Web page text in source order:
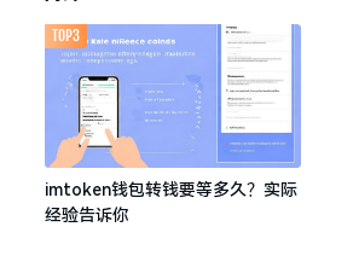
imtoken钱包转钱要等多久？实际
经验告诉你
TOP3